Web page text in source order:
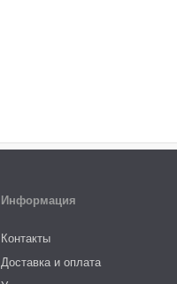
Информация
Контакты
Доставка и оплата